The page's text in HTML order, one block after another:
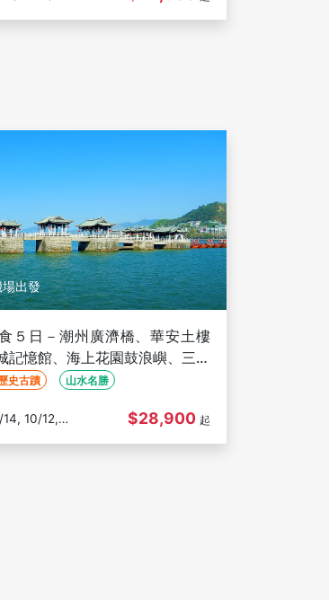
出發
５日－潮州廣濟橋、華安土樓
記憶館、海上花園鼓浪嶼、三排
)
史古蹟 山水名勝
$28,900 起